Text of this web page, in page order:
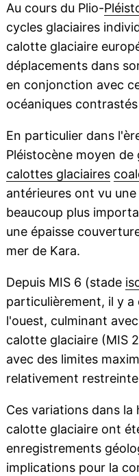
Au cours du Plio-
cycles glaciaires
calotte glaciaire
déplacements dans
en conjonction avec
océaniques
En particulier dans
Pléistocène moyen
calottes glaciaires
antérieures ont vu
beaucoup plus
une épaisse
mer de Kara.
Depuis MIS 6 (stade
particulièrement, il y a
l'ouest, culminant
calotte glaciaire (MIS
avec des limites
relativement
Ces variations dans la
calotte glaciaire ont
enregistrements
implications pour la